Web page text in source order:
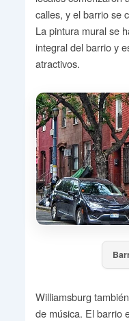
calles, y el barrio se
La pintura mural se
integral del barrio y
atractivos.
Williamsburg
de música. El barrio